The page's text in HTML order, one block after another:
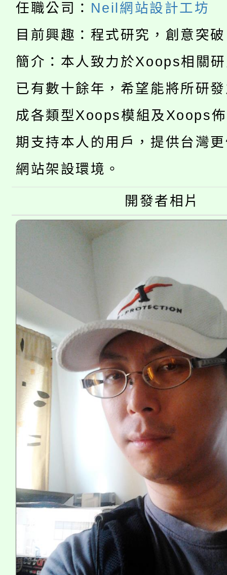
場熱烈登場!
8/21下午1時於龍潭區
徵才活動。
YOUNG桃局內行報名
局官網。
8月14至27日，桃園電
開!
115年桃園市運動會8/
田徑場及游泳池舉行。
桃園市低收入戶享有免
視費優惠，中低收入戶
半價優惠，詳情可洽有
大園自造教育及科技中
份教師增能研習
大溪自造教育及科技中
份教師研習
淨零綠生活教案入校路
會
115年食農教育專業人
任職公司： Neil網站設計工坊
目前興趣：程式研究，創意突
簡介：本人致力於Xoops相關
已有數十餘年，希望能將所研
成各類型Xoops模組及Xoops
期支持本人的用戶，提供台灣
網站架設環境。
開發者相片